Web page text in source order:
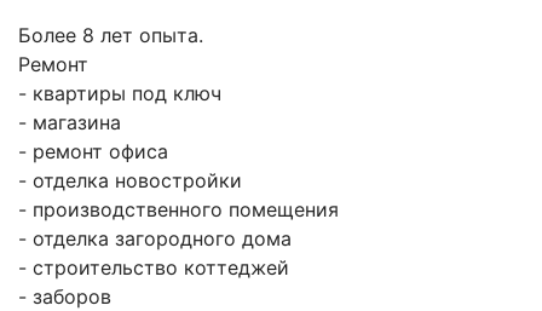
Более 8 лет опыта.
Ремонт
- квартиры под ключ
- магазина
- ремонт офиса
- отделка новостройки
- производственного помещения
- отделка загородного дома
- строительство коттеджей
- заборов